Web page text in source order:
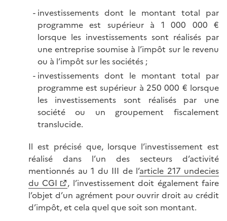
investissements dont le montant total par
programme est supérieur à 1 000 000 €
lorsque les investissements sont réalisés par
une entreprise soumise à l’impôt sur le revenu
ou à l’impôt sur les sociétés ;
investissements dont le montant total par
programme est supérieur à 250 000 € lorsque
les investissements sont réalisés par une
société ou un groupement fiscalement
translucide.
Il est précisé que, lorsque l’investissement est
réalisé dans l’un des secteurs d’activité
mentionnés au 1 du III de l’article 217 undecies
du CGI
, l’investissement doit également faire
l’objet d’un agrément pour ouvrir droit au crédit
d’impôt, et cela quel que soit son montant.